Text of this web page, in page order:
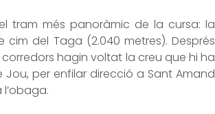
tram més panoràmic de la cursa: la
cim del Taga (2.040 metres). Després
hagin voltat la creu que hi ha
per enfilar direcció a Sant Amand
l’obaga.